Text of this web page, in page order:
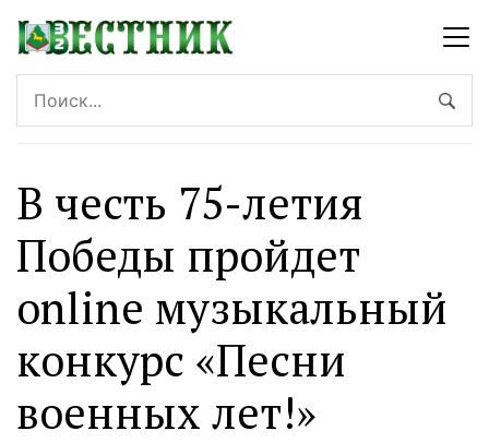
В честь 75-летия
Победы пройдет
online музыкальный
конкурс «Песни
военных лет!»